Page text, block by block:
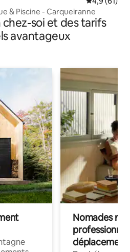
& Piscine - Carqueiranne
soi et des tarifs
avantageux
Nomades
déplacement